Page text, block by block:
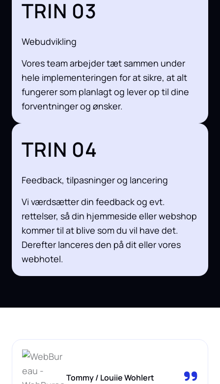
TRIN 03
Webudvikling
Vores team arbejder tæt sammen under
hele implementeringen for at sikre, at alt
fungerer som planlagt og lever op til dine
forventninger og ønsker.
TRIN 04
Feedback, tilpasninger og lancering
Vi værdsætter din feedback og evt.
rettelser, så din hjemmeside eller webshop
kommer til at blive som du vil have det.
Derefter lanceres den på dit eller vores
webhotel.
Tommy / Louiie Wohlert